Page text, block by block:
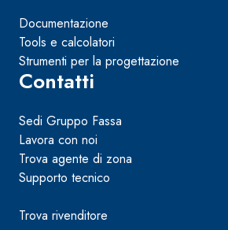
Documentazione
Tools e calcolatori
Strumenti per la progettazione
Contatti
Sedi Gruppo Fassa
Lavora con noi
Trova agente di zona
Supporto tecnico
Trova rivenditore